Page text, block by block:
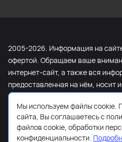
2005-2026. Информация на
офертой. Обращаем ваше
интернет-сайт, а также вся
предоставленная на нём, носит
информационный характер и ни
является публичной офертой,
Статьи 437 Гражданского
Для получения подробной
Мы используем файлы cookie.
сайта, Вы соглашаетесь с
файлов cookie, обработки
конфиденциальности.